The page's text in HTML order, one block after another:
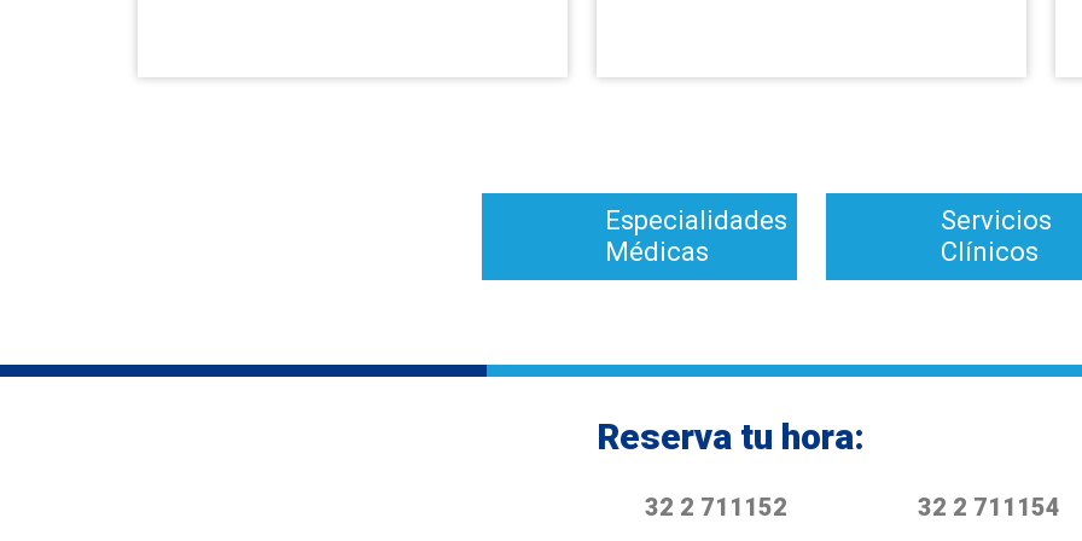
Especialidades
Médicas
Servicios
Clínicos
Reserva tu hora:
32 2 711152 32 2 711154